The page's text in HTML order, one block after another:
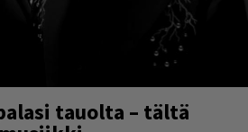
tauolta – tältä